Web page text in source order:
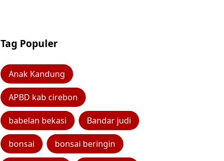
Tag Populer
Anak Kandung
APBD kab cirebon
babelan bekasi Bandar judi
bonsai bonsai beringin